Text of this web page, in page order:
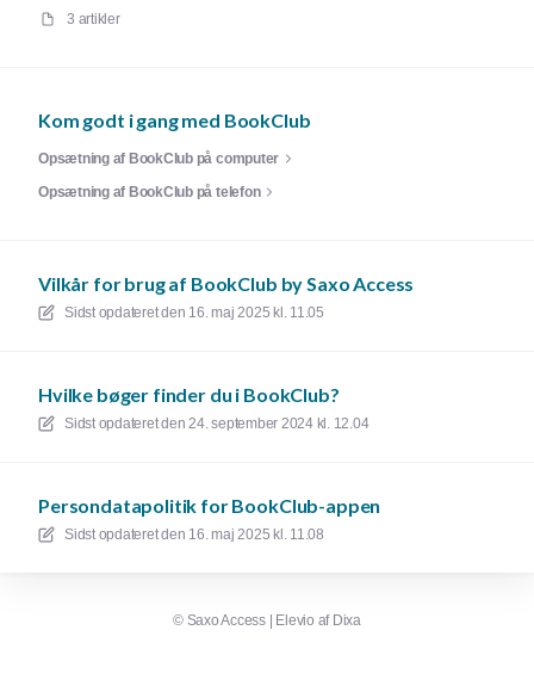
3 artikler
Kom godt i gang med BookClub
Opsætning af BookClub på computer
Opsætning af BookClub på telefon
Vilkår for brug af BookClub by Saxo Access
Sidst opdateret den 16. maj 2025 kl. 11.05
Hvilke bøger finder du i BookClub?
Sidst opdateret den 24. september 2024 kl. 12.04
Persondatapolitik for BookClub-appen
Sidst opdateret den 16. maj 2025 kl. 11.08
© Saxo Access| Elevio af Dixa